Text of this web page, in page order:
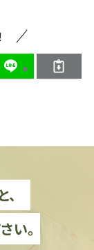
い。